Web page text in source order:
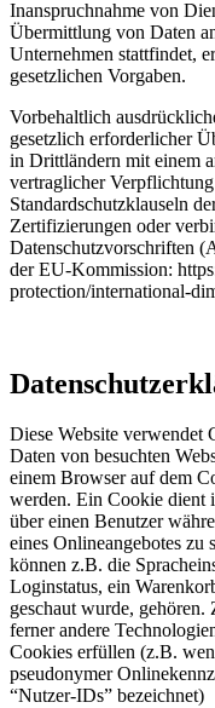
Inanspruchnahme von
Übermittlung von Daten
Unternehmen stattfindet,
gesetzlichen Vorgaben.
Vorbehaltlich
gesetzlich erforderlicher
in Drittländern mit einem
vertraglicher
Standardschutzklauseln
Zertifizierungen oder
Datenschutzvorschriften
der EU-Kommission:
protection/international-
Diese Website verwendet
Daten von besuchten
einem Browser auf dem
werden. Ein Cookie dient
über einen Benutzer
eines Onlineangebotes zu
können z.B. die
Loginstatus, ein
geschaut wurde,
ferner andere
Cookies erfüllen (z.B.
pseudonymer
“Nutzer-IDs” bezeichnet)